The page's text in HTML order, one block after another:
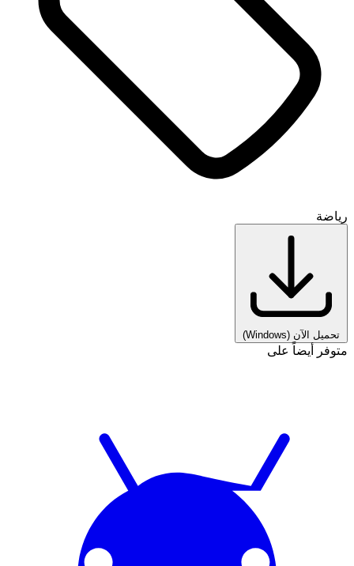
رياضة
تحميل الآن (Windows)
متوفر أيضاً على